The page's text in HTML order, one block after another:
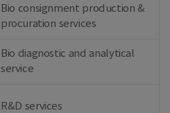
Bio consignment production &
procuration services
Bio diagnostic and analytical
service
R&D services